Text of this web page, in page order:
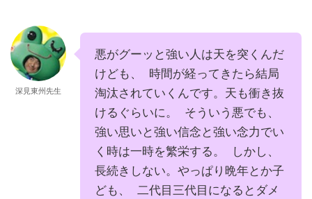
深見東州先生
悪がグーッと強い人は天を突くんだ
けども、 時間が経ってきたら結局
淘汰されていくんです。天も衝き抜
けるぐらいに。 そういう悪でも、
強い思いと強い信念と強い念力でい
く時は一時を繁栄する。 しかし、
長続きしない。やっぱり晩年とか子
ども、 二代目三代目になるとダメ